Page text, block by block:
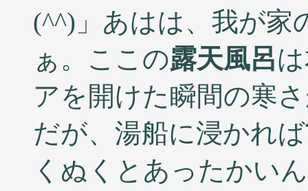
(^^)」あはは、我が家
ぁ。ここの露天風呂
アを開けた瞬間の寒
だが、湯船に浸かれば
くぬくとあったかい